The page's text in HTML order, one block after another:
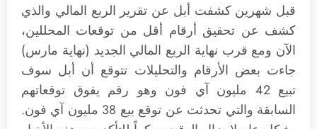
قبل شهرين كشفت أبل عن تقرير الربع المالي والذي
كشف عن تحقيق أرقام أقل من توقعات المحللين،
الآن ومع قرب نهاية الربع المالي الجديد (نهاية مارس)
جاءت بعض الأرقام والتحليلات تتوقع أن أبل سوف
تبيع 42 مليون آي فون وهو رقم يفوق توقعاتهم
السابقة والتي تحدثت عن توقع بيع 38 مليون آي فون.